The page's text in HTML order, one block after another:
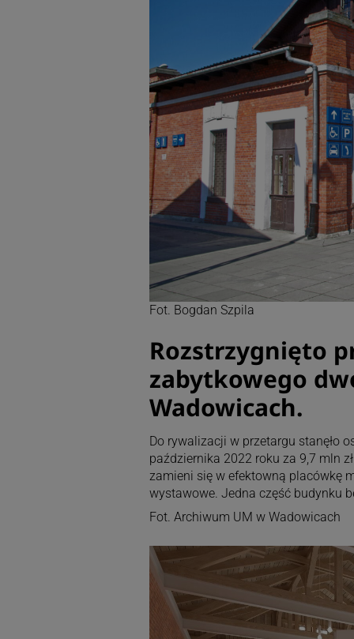
Fot. Bogdan Szpila
Rozstrzygnięto
zabytkowego
Wadowicach.
Do rywalizacji w przetargu stanęło
października 2022 roku za 9,7 mln
zamieni się w efektowną placówkę
wystawowe. Jedna część budynku
Fot. Archiwum UM w Wadowicach